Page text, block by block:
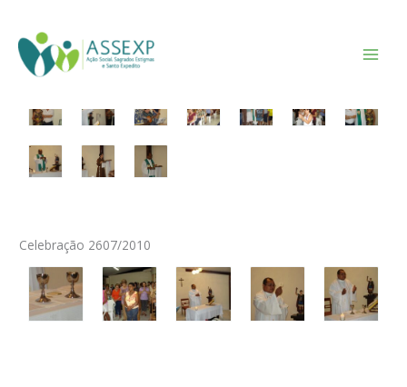
conteúdo
Celebrações
Celebração 02/08/2010
Celebração 2607/2010